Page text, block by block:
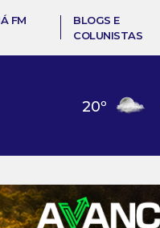
FM
BLOGS E
COLUNISTAS
20º